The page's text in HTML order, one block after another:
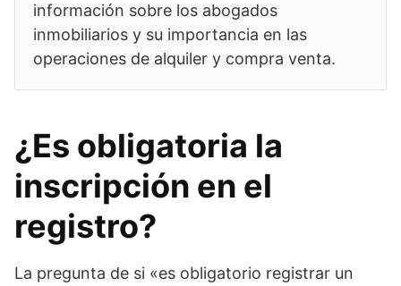
información sobre los abogados
inmobiliarios y su importancia en las
operaciones de alquiler y compra venta.
¿Es obligatoria la
inscripción en el
registro?
La pregunta de si «es obligatorio registrar un